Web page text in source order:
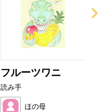
フルーツワニ
読み手
ほの母